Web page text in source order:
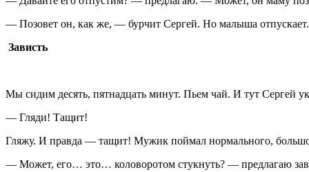
— Позовет он, как же, — бурчит Сергей. Но малыша отпускает.
Зависть
Мы сидим десять, пятнадцать минут. Пьем чай. И тут Сергей
— Гляди! Тащит!
Гляжу. И правда — тащит! Мужик поймал нормального,
— Может, его… это… коловоротом стукнуть? — предлагаю